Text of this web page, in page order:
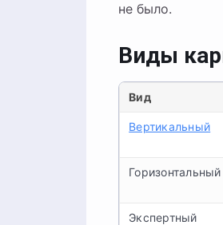
не было.
Виды
Вид
Вертикальный
Горизонтальный
Экспертный